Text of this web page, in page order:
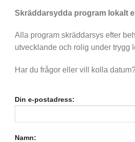
Skräddarsydda program lokalt
Alla program skräddarsys efter
utvecklande och rolig under trygg
Har du frågor eller vill kolla
Din e-postadress:
Namn: